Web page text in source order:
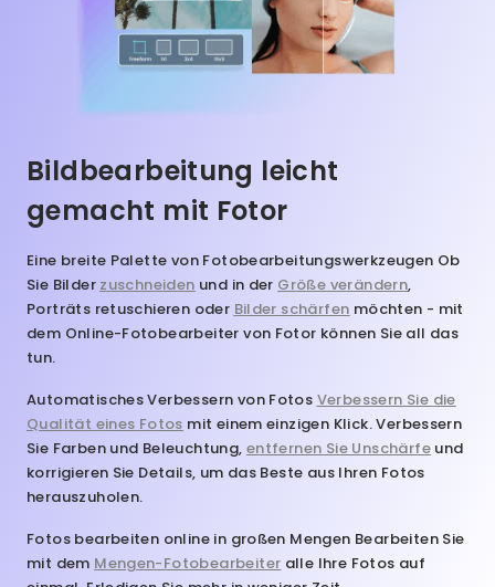
Bildbearbeitung leicht
gemacht mit Fotor
Eine breite Palette von Fotobearbeitungswerkzeugen Ob
Sie Bilder zuschneiden und in der Größe verändern,
Porträts retuschieren oder Bilder schärfen möchten - mit
dem Online-Fotobearbeiter von Fotor können Sie all das
tun.
Automatisches Verbessern von Fotos Verbessern Sie die
Qualität eines Fotos mit einem einzigen Klick. Verbessern
Sie Farben und Beleuchtung, entfernen Sie Unschärfeund
korrigieren Sie Details, um das Beste aus Ihren Fotos
herauszuholen.
Fotos bearbeiten online in großen Mengen Bearbeiten Sie
mit dem Mengen-Fotobearbeiter alle Ihre Fotos auf